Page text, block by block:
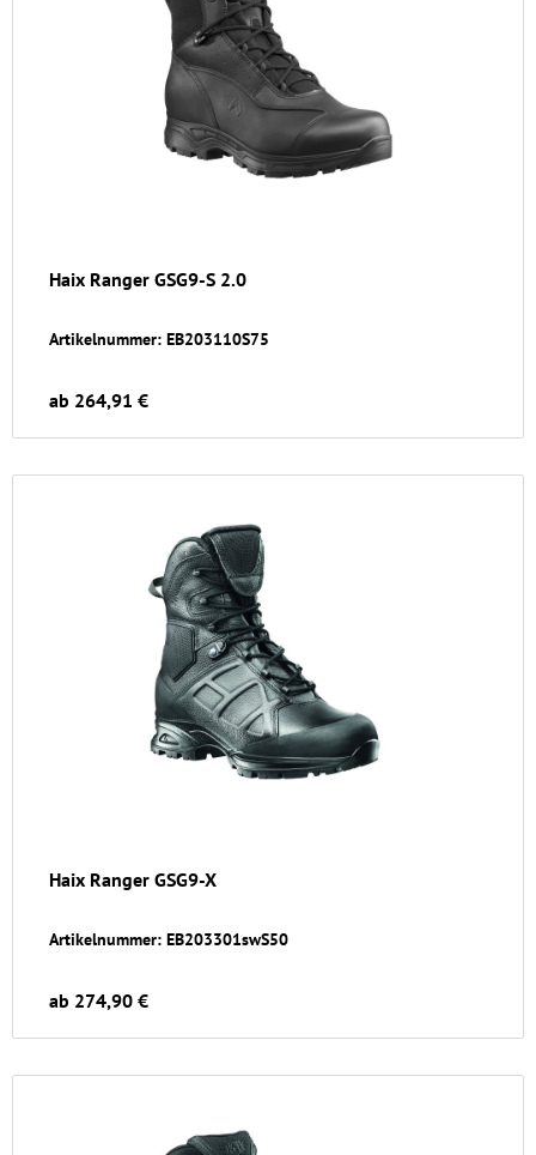
Haix Ranger GSG9-S 2.0
Artikelnummer: EB203110S75
ab 264,91 €
Haix Ranger GSG9-X
Artikelnummer: EB203301swS50
ab 274,90 €